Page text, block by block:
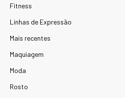
Fitness
Linhas de Expressão
Mais recentes
Maquiagem
Moda
Rosto